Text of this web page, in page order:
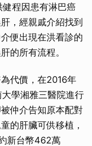
程因患有淋巴癌
，經親戚介紹找到
便出現在洪看診的
的所有流程。
代價，在2016年
學湘雅三醫院進行
仲介告知原本配對
的肝臟可供移植，
新台幣462萬